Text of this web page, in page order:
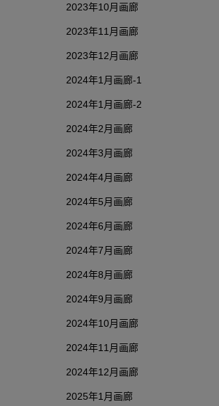
2023年10月画廊
2023年11月画廊
2023年12月画廊
2024年1月画廊-1
2024年1月画廊-2
2024年2月画廊
2024年3月画廊
2024年4月画廊
2024年5月画廊
2024年6月画廊
2024年7月画廊
2024年8月画廊
2024年9月画廊
2024年10月画廊
2024年11月画廊
2024年12月画廊
2025年1月画廊